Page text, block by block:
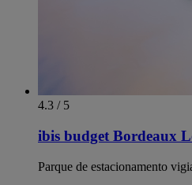
4.3 / 5
ibis budget Bordeaux
Parque de estacionamento